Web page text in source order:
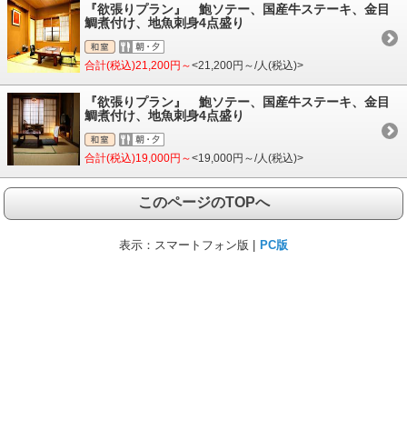
『欲張りプラン』 鮑ソテー、国産牛ステーキ、金目
鯛煮付け、地魚刺身4点盛り
合計(税込)21,200円～<21,200円～/人(税込)>
『欲張りプラン』 鮑ソテー、国産牛ステーキ、金目
鯛煮付け、地魚刺身4点盛り
合計(税込)19,000円～<19,000円～/人(税込)>
このページのTOPへ
表示： スマートフォン版 | PC版